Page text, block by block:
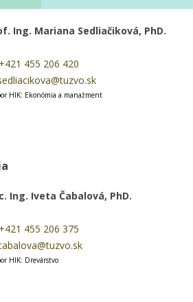
Ing. Mariana Sedliačiková, PhD.
+421 455 206 420
HIK: Ekonómia a manažment
Ing. Iveta Čabalová, PhD.
+421 455 206 375
HIK: Drevárstvo